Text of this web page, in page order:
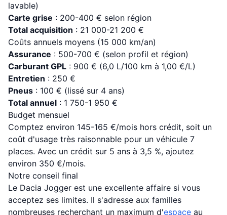
lavable)
Carte grise : 200-400 € selon région
Total acquisition : 21 000-21 200 €
Coûts annuels moyens (15 000 km/an)
Assurance : 500-700 € (selon profil et région)
Carburant GPL : 900 € (6,0 L/100 km à 1,00 €/L)
Entretien : 250 €
Pneus : 100 € (lissé sur 4 ans)
Total annuel : 1 750-1 950 €
Budget mensuel
Comptez environ 145-165 €/mois hors crédit, soit un
coût d'usage très raisonnable pour un véhicule 7
places. Avec un crédit sur 5 ans à 3,5 %, ajoutez
environ 350 €/mois.
Notre conseil final
Le Dacia Jogger est une excellente affaire si vous
acceptez ses limites. Il s'adresse aux familles
nombreuses recherchant un maximum d'espace au